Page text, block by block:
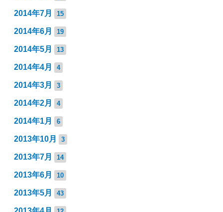
2014年7月 15
2014年6月 19
2014年5月 13
2014年4月 4
2014年3月 3
2014年2月 4
2014年1月 6
2013年10月 3
2013年7月 14
2013年6月 10
2013年5月 43